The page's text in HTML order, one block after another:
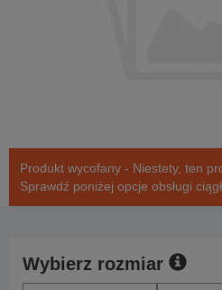
Produkt wycofany - Niestety, ten
Sprawdź poniżej opcje obsługi
Wybierz rozmiar